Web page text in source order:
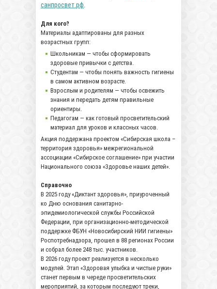
санпросвет.рф
Для кого?
Материалы адаптированы для разных
возрастных групп:
Школьникам — чтобы сформировать
здоровые привычки с детства.
Студентам — чтобы понять важность гигиены
в самом активном возрасте.
Взрослым и родителям — чтобы освежить
знания и передать детям правильные
ориентиры.
Педагогам — как готовый просветительский
материал для уроков и классных часов.
Акция поддержана проектом «Сибирская школа –
территория здоровья» межрегиональной
ассоциации «Сибирское соглашение» при участии
Национального союза «Здоровье наших детей».
Справочно
В 2025 году «Диктант здоровья», приуроченный
ко Дню основания санитарно-
эпидемиологической службы Российской
Федерации, при организационно-методической
поддержке ФБУН «Новосибирский НИИ гигиены»
Роспотребнадзора, прошел в 88 регионах России
и собрал более 248 тыс. участников.
В 2026 году проект реализуется в несколько
модулей. Этап «Здоровая улыбка и чистые руки»
станет первым в череде просветительских
мероприятий, за которым последуют треки,